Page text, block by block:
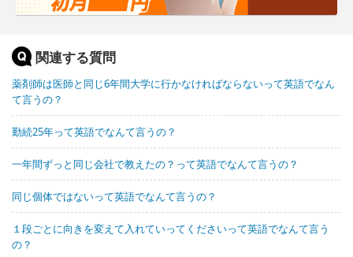
関連する質問
薬剤師は医師と同じ6年間大学に行かなければならないって英語でなん
て言うの？
勤続25年って英語でなんて言うの？
一年間ずっと同じ会社で教えたの？って英語でなんて言うの？
同じ個体ではないって英語でなんて言うの？
１段ごとに向きを変えて入れていってくださいって英語でなんて言う
の？